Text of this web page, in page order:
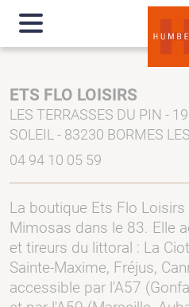
ETS FLO LOISIRS
LES TERRASSES DU PIN -
SOLEIL - 83230 BORMES
04 94 10 05 59
La boutique Ets Flo
Mimosas dans le 83. Elle
et tireurs du littoral : La
Sainte-Maxime, Fréjus,
accessible par l'A57